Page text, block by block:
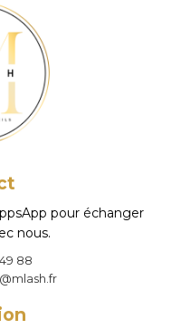
pour échanger
nous.
88